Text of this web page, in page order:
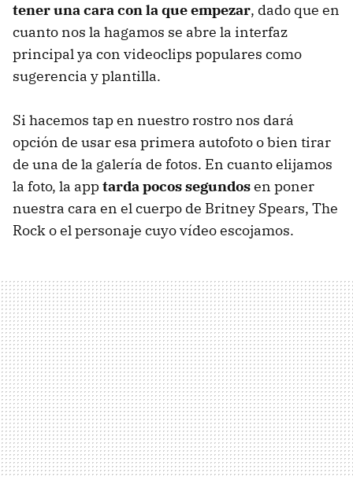
tener una cara con la que empezar, dado que en
cuanto nos la hagamos se abre la interfaz
principal ya con videoclips populares como
sugerencia y plantilla.
Si hacemos tap en nuestro rostro nos dará
opción de usar esa primera autofoto o bien tirar
de una de la galería de fotos. En cuanto elijamos
la foto, la apptarda pocos segundosen poner
nuestra cara en el cuerpo de Britney Spears, The
Rock o el personaje cuyo vídeo escojamos.